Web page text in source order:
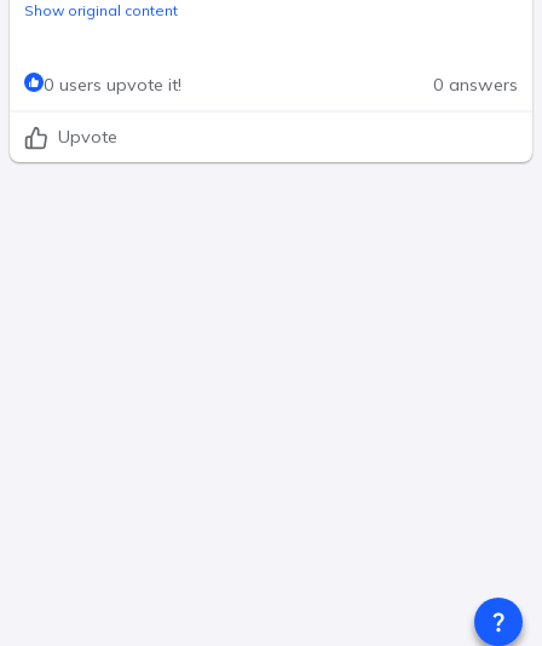
Show original content
0 users upvote it! 0 answers
Upvote